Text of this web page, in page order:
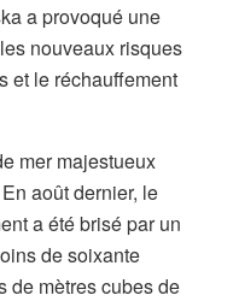
a provoqué une
nouveaux risques
et le réchauffement
mer majestueux
août dernier, le
a été brisé par un
de soixante
de mètres cubes de